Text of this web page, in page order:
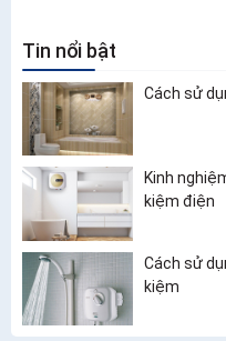
Tin nổi bật
Cách sử
Kinh
kiệm điện
Cách sử
kiệm